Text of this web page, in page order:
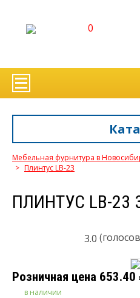
0
Мебельная фурнитура в
> Плинтус LB-23
ПЛИНТУС LB-23
3.0 (голосов
Розничная цена 653.40
в наличии